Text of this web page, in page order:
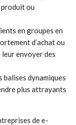
produit ou
en groupes en
d’achat ou
envoyer des
balises dynamiques
plus attrayants
de e-